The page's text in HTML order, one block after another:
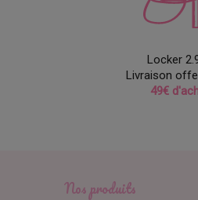
Locker
Livraison
49€
Nos produits